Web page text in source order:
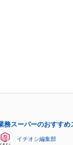
務スーパーのおすす
イチオシ編集部